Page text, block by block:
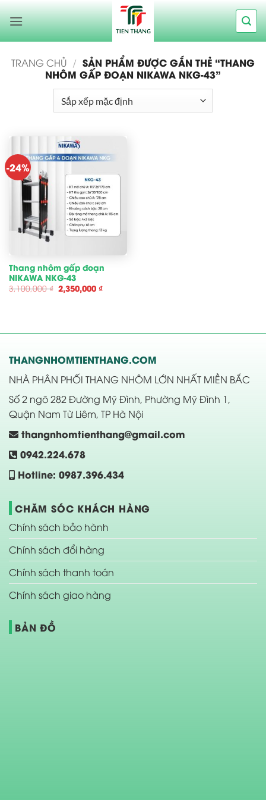
Bỏ
qua
nội
TRANG CHỦ / SẢN PHẨM ĐƯỢC GẮN THẺ “THANG
NHÔM GẤP ĐOẠN NIKAWA NKG-43”
-24%
Thang nhôm gấp đoạn
NIKAWA NKG-43
3,100,000₫ Giá
gốc
2,350,000 ₫Giá
THANGNHOMTIENTHANG.COM
NHÀ PHÂN PHỐI THANG NHÔM LỚN NHẤT MIỀN BẮC
Số 2 ngõ 282 Đường Mỹ Đình, Phường Mỹ Đình 1,
Quận Nam Từ Liêm, TP Hà Nội
thangnhomtienthang@gmail.com
0942.224.678
Hotline: 0987.396.434
CHĂM SÓC KHÁCH HÀNG
Chính sách bảo hành
Chính sách đổi hàng
Chính sách thanh toán
Chính sách giao hàng
BẢN ĐỒ